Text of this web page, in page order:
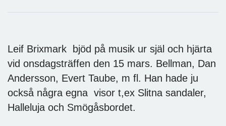
Leif Brixmark bjöd på musik ur själ och hjärta
vid onsdagsträffen den 15 mars. Bellman, Dan
Andersson, Evert Taube, m fl. Han hade ju
också några egna visor t,ex Slitna sandaler,
Halleluja och Smögåsbordet.